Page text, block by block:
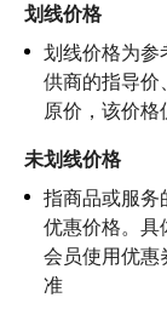
划线价格
划线价格为参
供商的指导价
原价，该价格
未划线价格
指商品或服务
优惠价格。具
会员使用优惠
准